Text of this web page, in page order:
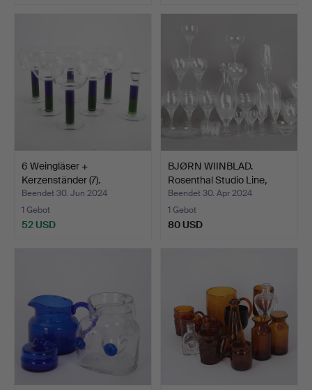
6 Weingläser +
Kerzenständer (7).
Beendet 30. Jun 2024
1 Gebot
52 USD
BJØRN WIINBLAD.
Rosenthal Studio Line,
Gla…
Beendet 30. Apr 2024
1 Gebot
80 USD